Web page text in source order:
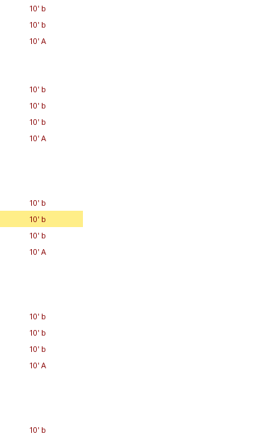
10' b
10' b
10' A
10' b
10' b
10' b
10' A
10' b
10' b
10' b
10' A
10' b
10' b
10' b
10' A
10' b